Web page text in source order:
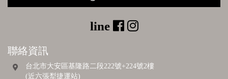
聯絡資訊
台北市大安區基隆路二段222號+224號2樓
(近六張犁捷運站)